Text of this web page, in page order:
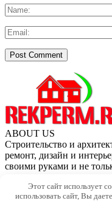
ABOUT US
Строительство и
ремонт, дизайн и
своими руками и не
квартиру, дачу и
REKPERM.RU - Портал
интерьеров
Этот сайт использует
использовать сайт, Вы